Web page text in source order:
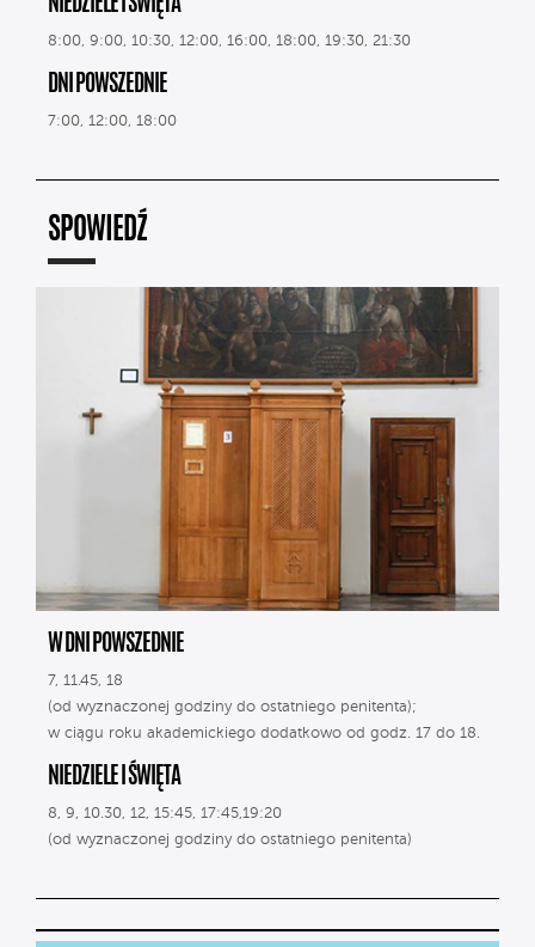
NIEDZIELE I ŚWIĘTA
8:00, 9:00, 10:30, 12:00, 16:00, 18:00, 19:30, 21:30
DNI POWSZEDNIE
7:00, 12:00, 18:00
SPOWIEDŹ
W DNI POWSZEDNIE
7, 11.45, 18
(od wyznaczonej godziny do ostatniego penitenta);
w ciągu roku akademickiego dodatkowo od godz. 17 do 18.
NIEDZIELE I ŚWIĘTA
8, 9, 10.30, 12, 15:45, 17:45,19:20
(od wyznaczonej godziny do ostatniego penitenta)